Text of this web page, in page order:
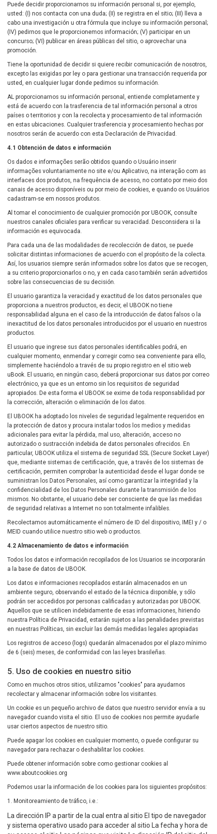
Puede decidir proporcionarnos su información personal si, por ejemplo,
usted: (I) nos contacta con una duda; (II) se registra en el sitio; (III) lleva a
cabo una investigación u otra fórmula que incluye su información personal;
(IV) pedirnos que le proporcionemos información; (V) participar en un
concurso; (VI) publicar en áreas públicas del sitio, o aprovechar una
promoción.
Tiene la oportunidad de decidir si quiere recibir comunicación de nosotros,
excepto las exigidas por ley o para gestionar una transacción requerida por
usted, en cualquier lugar donde pedimos su información.
AL proporcionarnos su información personal, entiende completamente y
está de acuerdo con la trasferencia de tal información personal a otros
países o territorios y con la recolecta y procesamiento de tal información
en estas ubicaciones. Cualquier trasferencia y procesamiento hechas por
nosotros serán de acuerdo con esta Declaración de Privacidad.
4.1 Obtención de datos e información
Os dados e informações serão obtidos quando o Usuário inserir
informações voluntariamente no site e/ou Aplicativo, na interação com as
interfaces dos produtos, na frequência de acesso, no contato por meio dos
canais de acesso disponíveis ou por meio de cookies, e quando os Usuários
cadastram-se em nossos produtos.
Al tomar el conocimiento de cualquier promoción por UBOOK, consulte
nuestros canales oficiales para verificar su veracidad. Desconsidera si la
información es equivocada.
Para cada una de las modalidades de recolección de datos, se puede
solicitar distintas informaciones de acuerdo con el propósito de la colecta.
Así, los usuarios siempre serán informados sobre los datos que se recogen,
a su criterio proporcionarlos o no, y en cada caso también serán advertidos
sobre las consecuencias de su decisión.
El usuario garantiza la veracidad y exactitud de los datos personales que
proporciona a nuestros productos, es decir, el UBOOK no tiene
responsabilidad alguna en el caso de la introducción de datos falsos o la
inexactitud de los datos personales introducidos por el usuario en nuestros
productos.
El usuario que ingrese sus datos personales identificables podrá, en
cualquier momento, enmendar y corregir como sea conveniente para ello,
simplemente haciéndolo a través de su propio registro en el sitio web
uBook. El usuario, en ningún caso, deberá proporcionar sus datos por correo
electrónico, ya que es un entorno sin los requisitos de seguridad
apropiados. De esta forma el UBOOK se exime de toda responsabilidad por
la corrección, alteración o eliminación de los datos.
El UBOOK ha adoptado los niveles de seguridad legalmente requeridos en
la protección de datos y procura instalar todos los medios y medidas
adicionales para evitar la pérdida, mal uso, alteración, acceso no
autorizado o sustracción indebida de datos personales ofrecidos. En
particular, UBOOK utiliza el sistema de seguridad SSL (Secure Socket Layer)
que, mediante sistemas de certificación, que, a través de los sistemas de
certificación, permiten comprobar la autenticidad desde el lugar donde se
suministran los Datos Personales, así como garantizar la integridad y la
confidencialidad de los Datos Personales durante la transmisión de los
mismos. No obstante, el usuario debe ser consciente de que las medidas
de seguridad relativas a Internet no son totalmente infalibles.
Recolectamos automáticamente el número de ID del dispositivo, IMEI y / o
MEID cuando utilice nuestro sitio web o productos.
4.2 Almacenamiento de datos e información
Todos los datos e información recopilados de los Usuarios se incorporarán
a la base de datos de UBOOK.
Los datos e informaciones recopilados estarán almacenados en un
ambiente seguro, observando el estado de la técnica disponible, y sólo
podrán ser accedidos por personas calificadas y autorizadas por UBOOK.
Aquellos que se utilicen indebidamente de esas informaciones, hiriendo
nuestra Política de Privacidad, estarán sujetos a las penalidades previstas
en nuestras Políticas, sin excluir las demás medidas legales apropiadas
Los registros de acceso (logs) quedarán almacenados por el plazo mínimo
de 6 (seis) meses, de conformidad con las leyes brasileñas.
5. Uso de cookies en nuestro sitio
Como en muchos otros sitios, utilizamos "cookies" para ayudarnos
recolectar y almacenar información sobre los visitantes.
Un cookie es un pequeño archivo de datos que nuestro servidor envía a su
navegador cuando visita el sitio. El uso de cookies nos permite ayudarle
usar ciertos aspectos de nuestro sitio.
Puede apagar los cookies en cualquier momento, o puede configurar su
navegador para rechazar o deshabilitar los cookies.
Puede obtener información sobre como gestionar cookies al
www.aboutcookies.org
Podemos usar la información de los cookies para los siguientes propósitos:
1. Monitoreamiento de tráfico, i.e.:
La dirección IP a partir de la cual entra al sitio El tipo de navegador
y sistema operativo usado para acceder al sitio La fecha y hora de